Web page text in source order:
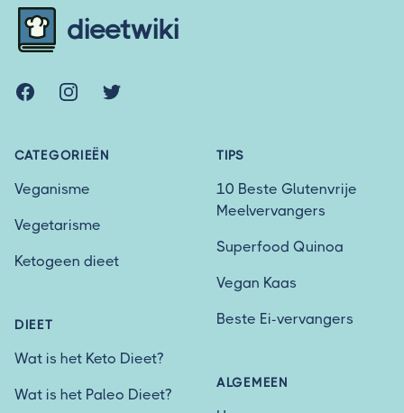
dieetwiki
FacebookInstagramTwitter
CATEGORIEËN
Veganisme
Vegetarisme
Ketogeen dieet
DIEET
Wat is het Keto Dieet?
Wat is het Paleo Dieet?
TIPS
10 Beste Glutenvrije
Meelvervangers
Superfood Quinoa
Vegan Kaas
Beste Ei-vervangers
ALGEMEEN